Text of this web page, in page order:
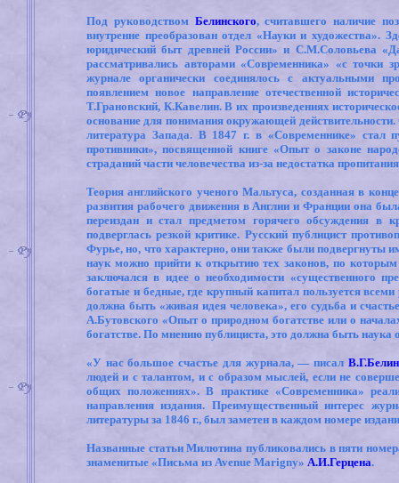
Под руководством Белинского, считавшего наличие
внутренне преобразован отдел «Науки и художества».
юридический быт древней России» и С.М.Соловьева
рассматривались авторами «Современника» «с точки
журнале органически соединялось с актуальными
появлением новое направление отечественной
Т.Грановский, К.Кавелин. В их произведениях
основание для понимания окружающей
литература Запада. В 1847 г. в «Современнике»
противники», посвященной книге «Опыт о законе
страданий части человечества из-за недостатка
Теория английского ученого Мальтуса, созданная в
развития рабочего движения в Англии и Франции она
переиздан и стал предметом горячего обсуждения в
подверглась резкой критике. Русский публицист
Фурье, но, что характерно, они также были
наук можно прийти к открытию тех законов, по
заключался в идее о необходимости «существенного
богатые и бедные, где крупный капитал пользуется
должна быть «живая идея человека», его судьба и
А.Бутовского «Опыт о природном богатстве или о
богатстве. По мнению публициста, это должна быть наука
«У нас большое счастье для журнала, — писал
людей и с талантом, и с образом мыслей, если не
общих положениях». В практике «Современника»
направления издания. Преимущественный интерес
литературы за 1846 г., был заметен в каждом номере
Названные статьи Милютина публиковались в пяти
знаменитые «Письма из Avenue Marigny» А.И.Герцена.